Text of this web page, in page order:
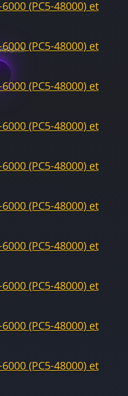
(PC5-48000) et
(PC5-48000) et
(PC5-48000) et
(PC5-48000) et
(PC5-48000) et
(PC5-48000) et
(PC5-48000) et
(PC5-48000) et
(PC5-48000) et
(PC5-48000) et